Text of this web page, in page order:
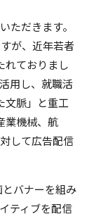
ただきます。
が、近年若者
れておりまし
用し、就職活
文脈」と重工
業機械、航
して広告配信
バナーを組み
ティブを配信